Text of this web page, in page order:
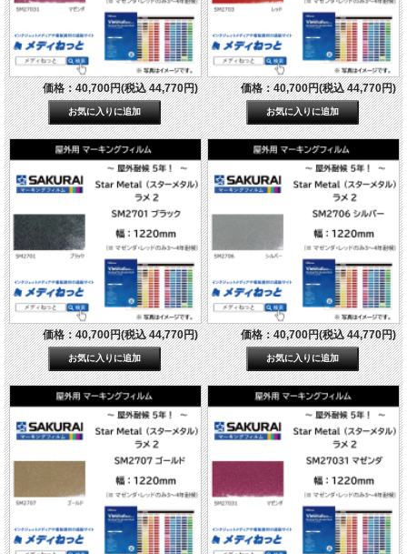
価格：40,700円(税込 44,770円) 価格：40,700円(税込 44,770円)
価格：40,700円(税込 44,770円) 価格：40,700円(税込 44,770円)